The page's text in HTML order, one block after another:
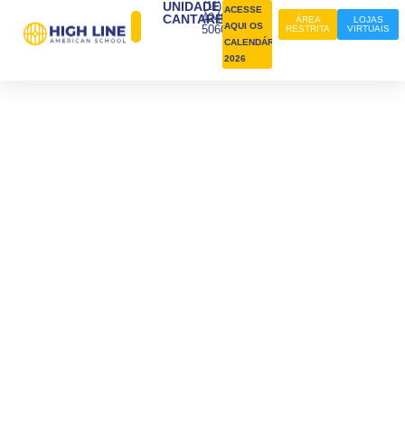
UNIDADE
CANTAREIRA
(11)
4240-
5060
ACESSE
AQUI OS
CALENDÁRIOS
2026
ÁREA
RESTRITA
LOJAS
VIRTUAIS